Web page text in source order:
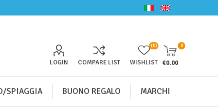
LOGIN COMPARE LIST WISHLIST
(0) 0
€0.00
SPIAGGIA BUONO REGALO MARCHI